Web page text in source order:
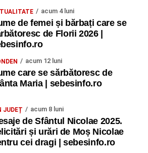
Săsești.
proiecția filmului pentru
(România, 2021), film de familie și
2026
Municipal „Ioan
Seniorilor
– festivitatea de
acum 4 luni
de femei și bărbați care se
de Florii 2026 |
acum 12 luni
care se sărbătoresc de
Maria | sebesinfo.ro
JUDEȚ acum 8 luni
de Sfântul Nicolae 2025.
și urări de Moș Nicolae
cei dragi | sebesinfo.ro